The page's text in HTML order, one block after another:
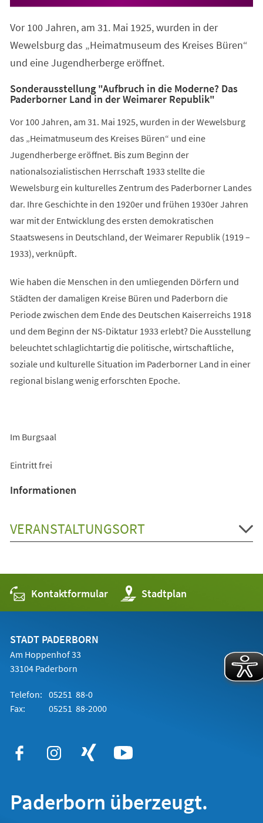
Vor 100 Jahren, am 31. Mai 1925, wurden in der
Wewelsburg das „Heimatmuseum des Kreises Büren“
und eine Jugendherberge eröffnet.
Sonderausstellung "Aufbruch in die Moderne? Das
Paderborner Land in der Weimarer Republik"
Vor 100 Jahren, am 31. Mai 1925, wurden in der Wewelsburg
das „Heimatmuseum des Kreises Büren“ und eine
Jugendherberge eröffnet. Bis zum Beginn der
nationalsozialistischen Herrschaft 1933 stellte die
Wewelsburg ein kulturelles Zentrum des Paderborner Landes
dar. Ihre Geschichte in den 1920er und frühen 1930er Jahren
war mit der Entwicklung des ersten demokratischen
Staatswesens in Deutschland, der Weimarer Republik (1919 –
1933), verknüpft.
Wie haben die Menschen in den umliegenden Dörfern und
Städten der damaligen Kreise Büren und Paderborn die
Periode zwischen dem Ende des Deutschen Kaiserreichs 1918
und dem Beginn der NS-Diktatur 1933 erlebt? Die Ausstellung
beleuchtet schlaglichtartig die politische, wirtschaftliche,
soziale und kulturelle Situation im Paderborner Land in einer
regional bislang wenig erforschten Epoche.
Im Burgsaal
Eintritt frei
Informationen
VERANSTALTUNGSORT
Kontaktformular Stadtplan
(Öffnet
in
einem
STADT PADERBORN
Am Hoppenhof 33
33104 Paderborn
Telefon: 05251 88-0
Fax:
05251 88-2000
Paderborn überzeugt.